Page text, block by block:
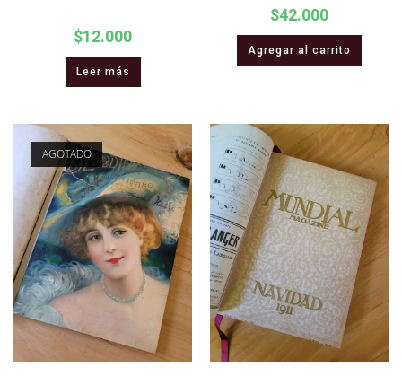
$12.000
Leer más
$42.000
Agregar al carrito
AGOTADO